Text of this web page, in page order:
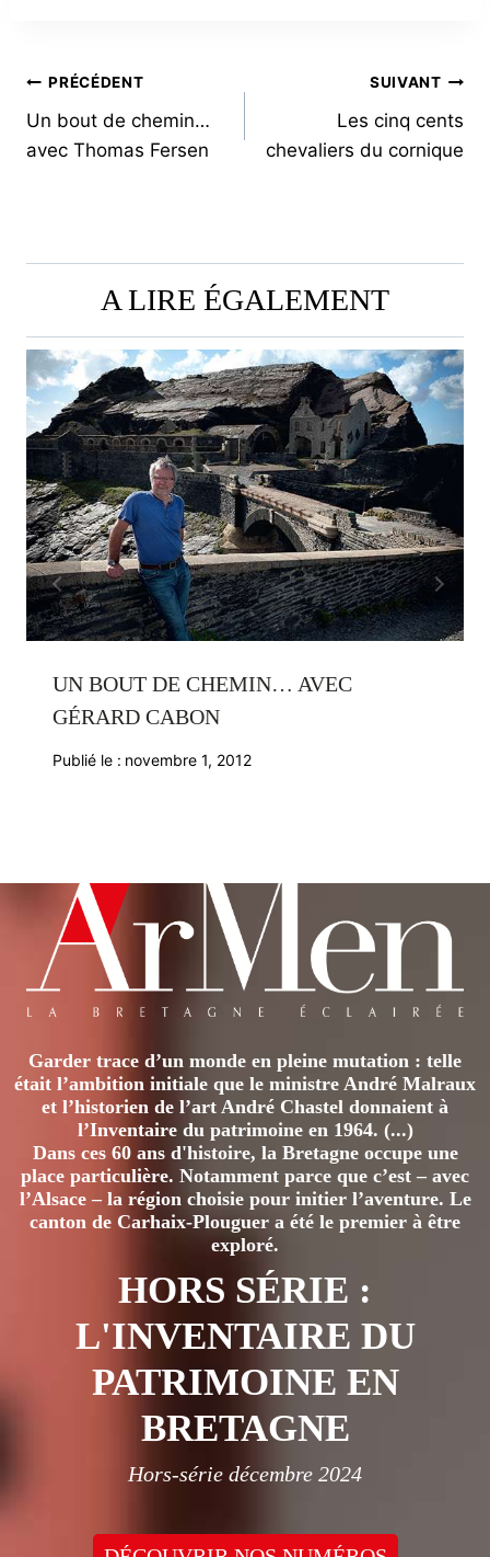
NAVIGATION
DE
PRÉCÉDENT
Un bout de chemin…
avec Thomas Fersen
SUIVANT
Les cinq cents
chevaliers du cornique
A LIRE ÉGALEMENT
UN BOUT DE CHEMIN… AVEC
GÉRARD CABON
Publié le : novembre 1, 2012
Garder trace d’un monde en pleine mutation : telle
était l’ambition initiale que le ministre André Malraux
et l’historien de l’art André Chastel donnaient à
l’Inventaire du patrimoine en 1964. (...)
Dans ces 60 ans d'histoire, la Bretagne occupe une
place particulière. Notamment parce que c’est – avec
l’Alsace – la région choisie pour initier l’aventure. Le
canton de Carhaix-Plouguer a été le premier à être
exploré.
HORS SÉRIE :
L'INVENTAIRE DU
PATRIMOINE EN
BRETAGNE
Hors-série décembre 2024